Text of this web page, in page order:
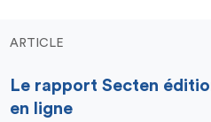
ARTICLE
Le rapport Secten
en ligne